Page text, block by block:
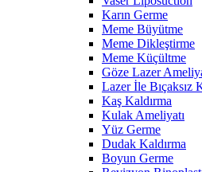
Karın Germe
Meme Büyütme
Meme Dikleştirme
Meme Küçültme
Göze Lazer
Lazer İle Bıçaksız
Kaş Kaldırma
Kulak Ameliyatı
Yüz Germe
Dudak Kaldırma
Boyun Germe